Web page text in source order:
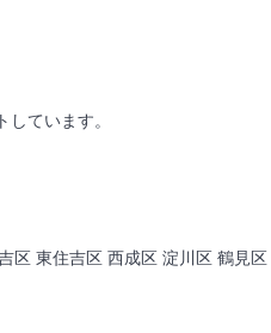
ています。
区 東住吉区 西成区 淀川区 鶴見